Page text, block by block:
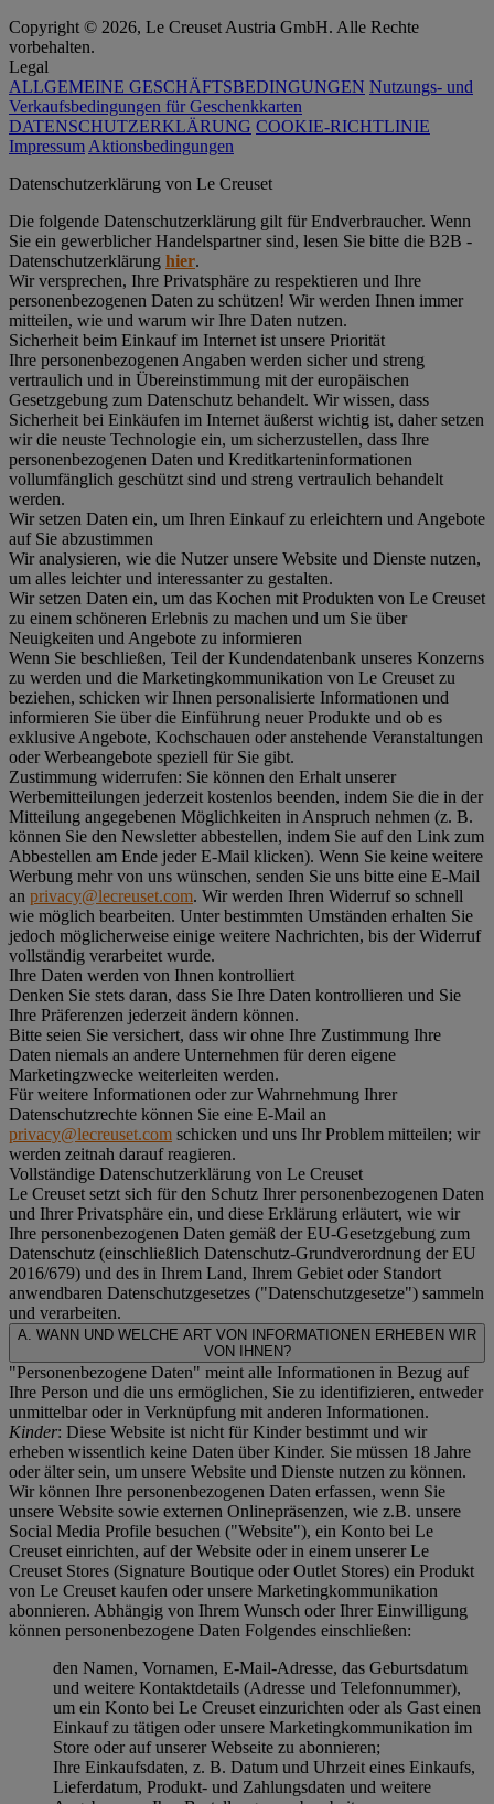
Copyright © 2026, Le Creuset Austria GmbH. Alle Rechte
vorbehalten.
Legal
ALLGEMEINE GESCHÄFTSBEDINGUNGEN Nutzungs- und
Verkaufsbedingungen für Geschenkkarten
DATENSCHUTZERKLÄRUNG COOKIE-RICHTLINIE
Impressum Aktionsbedingungen
Datenschutz­erklärung von Le Creuset
Die folgende Datenschutzerklärung gilt für Endverbraucher. Wenn
Sie ein gewerblicher Handelspartner sind, lesen Sie bitte die B2B -
Datenschutzerklärung hier.
Wir versprechen, Ihre Privatsphäre zu respektieren und Ihre
personenbezogenen Daten zu schützen! Wir werden Ihnen immer
mitteilen, wie und warum wir Ihre Daten nutzen.
Sicherheit beim Einkauf im Internet ist unsere Priorität
Ihre personenbezogenen Angaben werden sicher und streng
vertraulich und in Übereinstimmung mit der europäischen
Gesetzgebung zum Datenschutz behandelt. Wir wissen, dass
Sicherheit bei Einkäufen im Internet äußerst wichtig ist, daher setzen
wir die neuste Technologie ein, um sicherzustellen, dass Ihre
personenbezogenen Daten und Kreditkarteninformationen
vollumfänglich geschützt sind und streng vertraulich behandelt
werden.
Wir setzen Daten ein, um Ihren Einkauf zu erleichtern und Angebote
auf Sie abzustimmen
Wir analysieren, wie die Nutzer unsere Website und Dienste nutzen,
um alles leichter und interessanter zu gestalten.
Wir setzen Daten ein, um das Kochen mit Produkten von Le Creuset
zu einem schöneren Erlebnis zu machen und um Sie über
Neuigkeiten und Angebote zu informieren
Wenn Sie beschließen, Teil der Kundendatenbank unseres Konzerns
zu werden und die Marketingkommunikation von Le Creuset zu
beziehen, schicken wir Ihnen personalisierte Informationen und
informieren Sie über die Einführung neuer Produkte und ob es
exklusive Angebote, Kochschauen oder anstehende Veranstaltungen
oder Werbeangebote speziell für Sie gibt.
Zustimmung widerrufen: Sie können den Erhalt unserer
Werbemitteilungen jederzeit kostenlos beenden, indem Sie die in der
Mitteilung angegebenen Möglichkeiten in Anspruch nehmen (z. B.
können Sie den Newsletter abbestellen, indem Sie auf den Link zum
Abbestellen am Ende jeder E-Mail klicken). Wenn Sie keine weitere
Werbung mehr von uns wünschen, senden Sie uns bitte eine E-Mail
an privacy@lecreuset.com. Wir werden Ihren Widerruf so schnell
wie möglich bearbeiten. Unter bestimmten Umständen erhalten Sie
jedoch möglicherweise einige weitere Nachrichten, bis der Widerruf
vollständig verarbeitet wurde.
Ihre Daten werden von Ihnen kontrolliert
Denken Sie stets daran, dass Sie Ihre Daten kontrollieren und Sie
Ihre Präferenzen jederzeit ändern können.
Bitte seien Sie versichert, dass wir ohne Ihre Zustimmung Ihre
Daten niemals an andere Unternehmen für deren eigene
Marketingzwecke weiterleiten werden.
Für weitere Informationen oder zur Wahrnehmung Ihrer
Datenschutzrechte können Sie eine E-Mail an
privacy@lecreuset.com schicken und uns Ihr Problem mitteilen; wir
werden zeitnah darauf reagieren.
Vollständige Datenschutzerklärung von Le Creuset
Le Creuset setzt sich für den Schutz Ihrer personenbezogenen Daten
und Ihrer Privatsphäre ein, und diese Erklärung erläutert, wie wir
Ihre personenbezogenen Daten gemäß der EU-Gesetzgebung zum
Datenschutz (einschließlich Datenschutz-Grundverordnung der EU
2016/679) und des in Ihrem Land, Ihrem Gebiet oder Standort
anwendbaren Datenschutzgesetzes ("Datenschutzgesetze") sammeln
und verarbeiten.
A. WANN UND WELCHE ART VON INFORMATIONEN ERHEBEN WIR
VON IHNEN?
"Personenbezogene Daten" meint alle Informationen in Bezug auf
Ihre Person und die uns ermöglichen, Sie zu identifizieren, entweder
unmittelbar oder in Verknüpfung mit anderen Informationen.
Kinder: Diese Website ist nicht für Kinder bestimmt und wir
erheben wissentlich keine Daten über Kinder. Sie müssen 18 Jahre
oder älter sein, um unsere Website und Dienste nutzen zu können.
Wir können Ihre personenbezogenen Daten erfassen, wenn Sie
unsere Website sowie externen Onlinepräsenzen, wie z.B. unsere
Social Media Profile besuchen ("Website"), ein Konto bei Le
Creuset einrichten, auf der Website oder in einem unserer Le
Creuset Stores (Signature Boutique oder Outlet Stores) ein Produkt
von Le Creuset kaufen oder unsere Marketingkommunikation
abonnieren. Abhängig von Ihrem Wunsch oder Ihrer Einwilligung
können personenbezogene Daten Folgendes einschließen:
den Namen, Vornamen, E-Mail-Adresse, das Geburtsdatum
und weitere Kontaktdetails (Adresse und Telefonnummer),
um ein Konto bei Le Creuset einzurichten oder als Gast einen
Einkauf zu tätigen oder unsere Marketingkommunikation im
Store oder auf unserer Webseite zu abonnieren;
Ihre Einkaufsdaten, z. B. Datum und Uhrzeit eines Einkaufs,
Lieferdatum, Produkt- und Zahlungsdaten und weitere